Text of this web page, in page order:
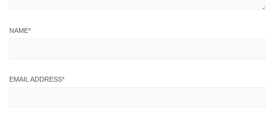
NAME*
EMAIL ADDRESS*